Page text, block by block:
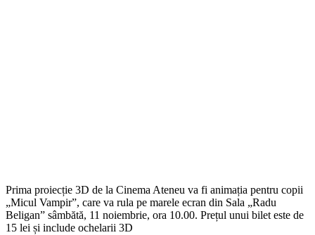
Prima proiecție 3D de la Cinema Ateneu va fi animația pentru copii
„Micul Vampir”, care va rula pe marele ecran din Sala „Radu
Beligan” sâmbătă, 11 noiembrie, ora 10.00. Prețul unui bilet este de
15 lei și include ochelarii 3D